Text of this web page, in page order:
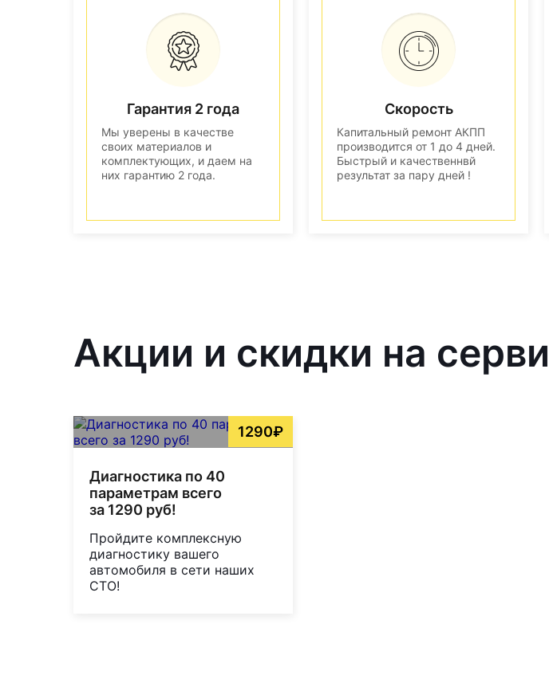
Гарантия 2 года
Мы уверены в качестве
своих материалов и
комплектующих, и даем на
них гарантию 2 года.
Скорость
Капитальный ремонт АКПП
производится от 1 до 4 дней.
Быстрый и качественнвй
результат за пару дней !
Акции и скидки на
1290₽
Диагностика по 40
параметрам всего
за 1290 руб!
Пройдите комплексную
диагностику вашего
автомобиля в сети наших
СТО!